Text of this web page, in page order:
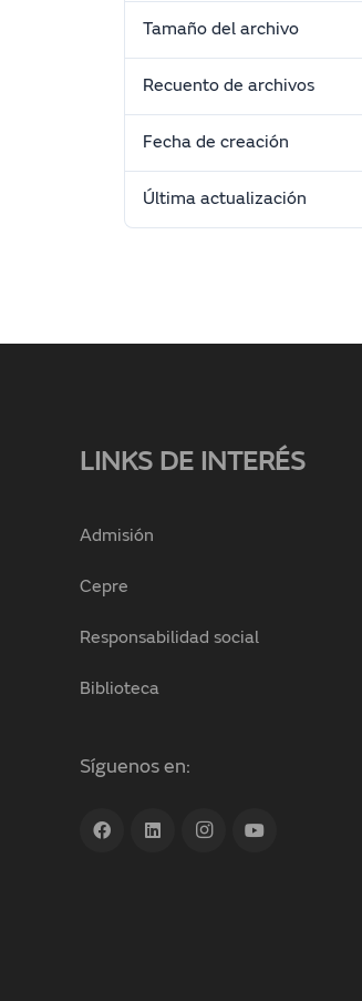
Tamaño del archivo
Recuento de archivos
Fecha de creación
Última actualización
LINKS DE INTERÉS
Admisión
Cepre
Responsabilidad social
Biblioteca
Síguenos en: